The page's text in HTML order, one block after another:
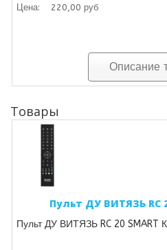
Цена: 220,00 руб
Описание
Товары
Пульт ДУ ВИТЯЗЬ RC
Пульт ДУ ВИТЯЗЬ RC 20 SMART